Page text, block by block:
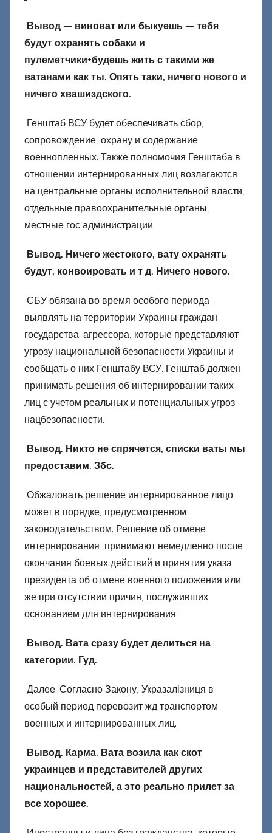
Вывод — виноват или быкуешь — тебя
будут охранять собаки и
пулеметчики+будешь жить с такими же
ватанами как ты. Опять таки, ничего нового и
ничего хвашиздского.
Генштаб ВСУ будет обеспечивать сбор,
сопровождение, охрану и содержание
военнопленных. Также полномочия Генштаба в
отношении интернированных лиц возлагаются
на центральные органы исполнительной власти,
отдельные правоохранительные органы,
местные гос администрации.
Вывод. Ничего жестокого, вату охранять
будут, конвоировать и т д. Ничего нового.
СБУ обязана во время особого периода
выявлять на территории Украины граждан
государства-агрессора, которые представляют
угрозу национальной безопасности Украины и
сообщать о них Генштабу ВСУ. Генштаб должен
принимать решения об интернировании таких
лиц с учетом реальных и потенциальных угроз
нацбезопасности.
Вывод. Никто не спрячется, списки ваты мы
предоставим. Збс.
Обжаловать решение интернированное лицо
может в порядке, предусмотренном
законодательством. Решение об отмене
интернирования принимают немедленно после
окончания боевых действий и принятия указа
президента об отмене военного положения или
же при отсутствии причин, послуживших
основанием для интернирования.
Вывод. Вата сразу будет делиться на
категории. Гуд.
Далее. Согласно Закону, Укразалізниця в
особый период перевозит жд транспортом
военных и интернированных лиц.
Вывод. Карма. Вата возила как скот
украинцев и представителей других
национальностей, а это реально прилет за
все хорошее.